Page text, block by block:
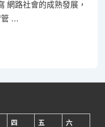
網路社會的成熟發展，
管 …
四 五 六